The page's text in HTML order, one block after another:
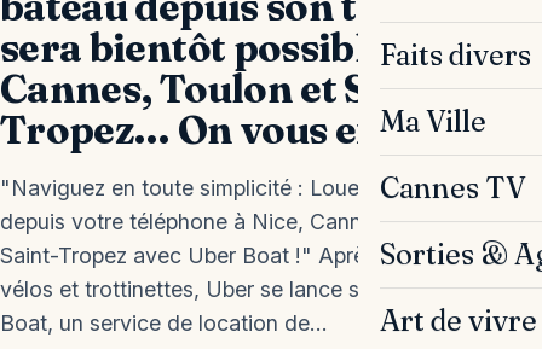
Faits divers
Ma Ville
Cannes TV
Sorties &
Art de vivre
sera bientôt possible à Nice,
Cannes, Toulon et Saint-
Tropez… On vous explique
"Naviguez en toute simplicité : Louez votre bateau
depuis votre téléphone à Nice, Cannes, Toulon et
Saint-Tropez avec Uber Boat !" Après les voitures,
vélos et trottinettes, Uber se lance sur l'eau avec Uber
Boat, un service de location de…